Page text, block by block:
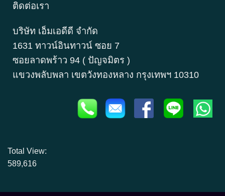
ติดต่อเรา
บริษัท เอ็มเอดีดี จำกัด
1631 ทาวน์อินทาวน์ ซอย 7
ซอยลาดพร้าว 94 ( ปัญจมิตร )
แขวงพลับพลา เขตวังทองหลาง กรุงเทพฯ 10310
Total View:
589,616